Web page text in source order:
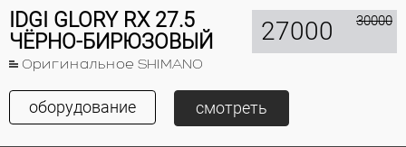
IDGI GLORY RX 27.5
ЧЁРНО-БИРЮЗОВЫЙ
Оригинальное SHIMANO
27000 30000
оборудование смотреть